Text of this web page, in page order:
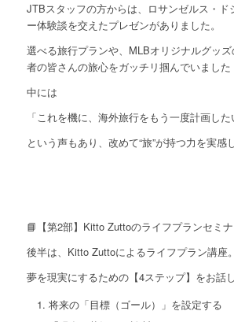
JTBスタッフの方からは、ロサンゼルス・ド
ー体験談を交えたプレゼンがありました。
選べる旅行プランや、MLBオリジナルグッ
者の皆さんの旅心をガッチリ掴んでいました
中には
「これを機に、海外旅行をもう一度計画した
という声もあり、改めて“旅”が持つ力を実感
📘【第2部】Kitto Zuttoのライフプランセミ
後半は、Kitto Zuttoによるライフプラン講座。
夢を現実にするための【4ステップ】をお話
将来の「目標（ゴール）」を設定する